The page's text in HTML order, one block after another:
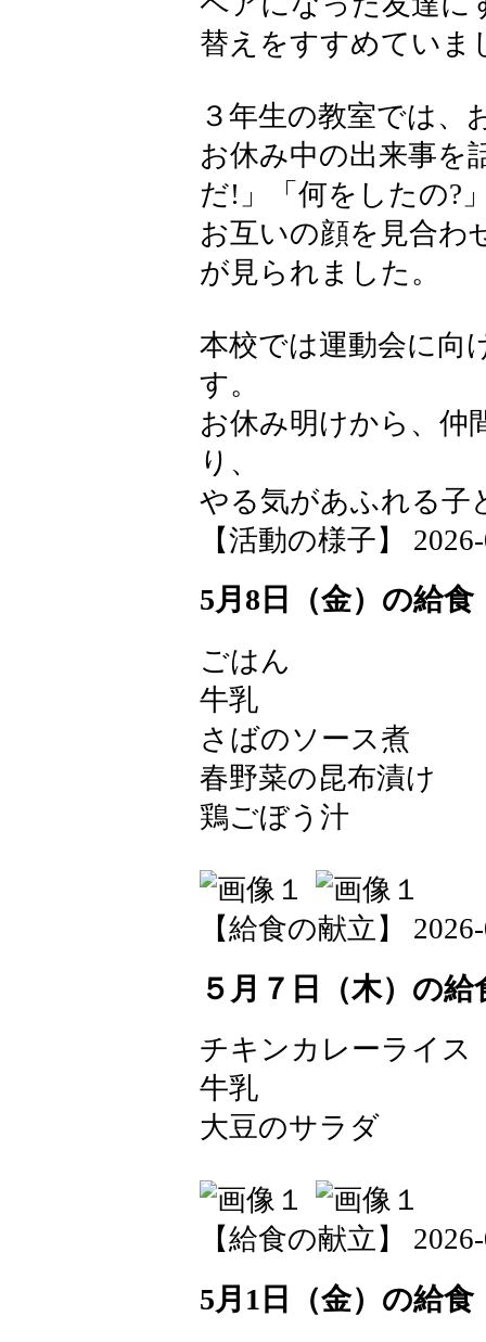
替えをすすめていま
３年生の教室では、
お休み中の出来事を
だ!」「何をしたの?
お互いの顔を見合わ
が見られました。
本校では運動会に向
す。
お休み明けから、仲
り、
やる気があふれる子
【活動の様子】
5月8日（金）の給食
ごはん
牛乳
さばのソース煮
春野菜の昆布漬け
鶏ごぼう汁
【給食の献立】
５月７日（木）の給
チキンカレーライス
牛乳
大豆のサラダ
【給食の献立】
5月1日（金）の給食